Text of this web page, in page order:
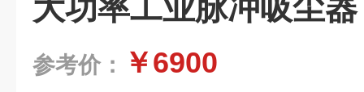
大功率工业脉冲吸尘器
参考价： ￥6900